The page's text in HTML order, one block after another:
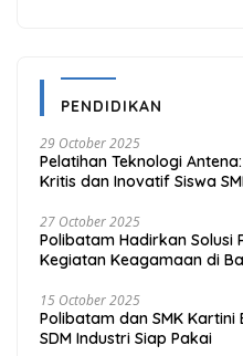
PENDIDIKAN
29 October 2025
Pelatihan Teknologi
Kritis dan Inovatif Siswa
27 October 2025
Polibatam Hadirkan Solusi
Kegiatan Keagamaan di
15 October 2025
Polibatam dan SMK
SDM Industri Siap Pakai